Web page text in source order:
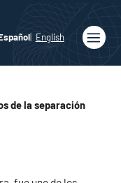
English
de la separación